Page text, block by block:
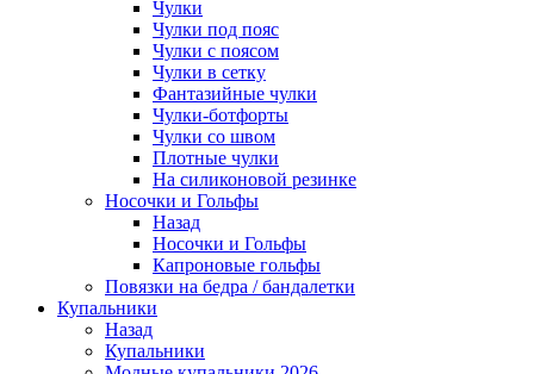
Чулки
Чулки под пояс
Чулки с поясом
Чулки в сетку
Фантазийные чулки
Чулки-ботфорты
Чулки со швом
Плотные чулки
На силиконовой резинке
Носочки и Гольфы
Назад
Носочки и Гольфы
Капроновые гольфы
Повязки на бедра / бандалетки
Купальники
Назад
Купальники